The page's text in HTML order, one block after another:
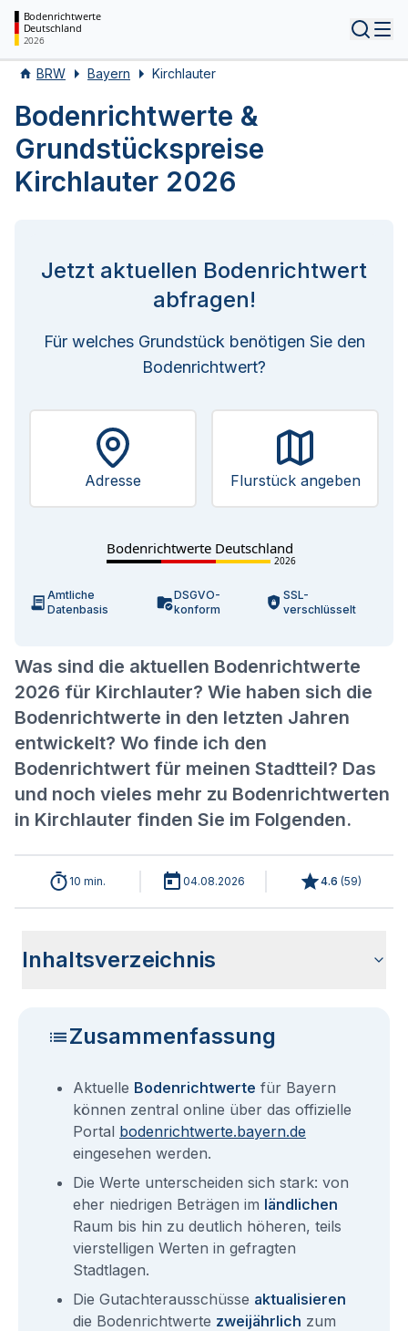
Bodenrichtwerte
Deutschland
2026
BRW Bayern Kirchlauter
Bodenrichtwerte &
Grundstückspreise
Kirchlauter 2026
Was sind die aktuellen Bodenrichtwerte
2026 für Kirchlauter? Wie haben sich die
Bodenrichtwerte in den letzten Jahren
entwickelt? Wo finde ich den
Bodenrichtwert für meinen Stadtteil? Das
und noch vieles mehr zu Bodenrichtwerten
in Kirchlauter finden Sie im Folgenden.
Jetzt aktuellen Bodenrichtwert
abfragen!
Für welches Grundstück benötigen Sie den
Bodenrichtwert?
Adresse Flurstück angeben
Bodenrichtwerte Deutschland
2026
Amtliche
Datenbasis
DSGVO-
konform
SSL-
verschlüsselt
10 min. 04.08.2026 4.6 (59)
Inhaltsverzeichnis
Bodenrichtwerten gleichzusetzen?
Kirchlauter?
KirchlauterZusammenfassung
Aktuelle Bodenrichtwerte für Bayern
können zentral online über das offizielle
Portal bodenrichtwerte.bayern.de
eingesehen werden.
Die Werte unterscheiden sich stark: von
eher niedrigen Beträgen im ländlichen
Raum bis hin zu deutlich höheren, teils
vierstelligen Werten in gefragten
Stadtlagen.
Die Gutachterausschüsse aktualisieren
die Bodenrichtwerte zweijährlich zum